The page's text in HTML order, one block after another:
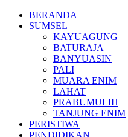
BERANDA
SUMSEL
KAYUAGUNG
BATURAJA
BANYUASIN
PALI
MUARA ENIM
LAHAT
PRABUMULIH
TANJUNG ENIM
PERISTIWA
PENDIDIKAN